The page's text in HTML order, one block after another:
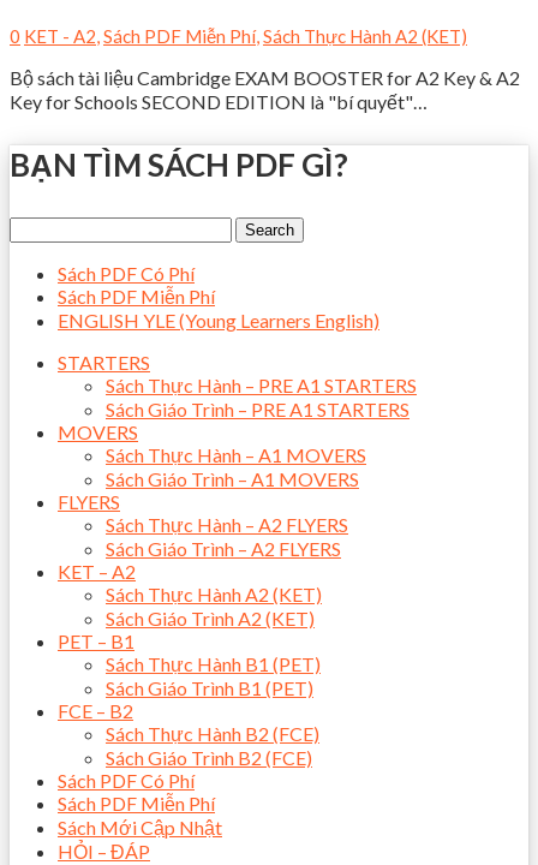
0 KET - A2,Sách PDF Miễn Phí,Sách Thực Hành A2 (KET)
Bộ sách tài liệu Cambridge EXAM BOOSTER for A2 Key & A2
Key for Schools SECOND EDITION là "bí quyết"…
BẠN TÌM SÁCH PDF GÌ?
Sách PDF Có Phí
Sách PDF Miễn Phí
ENGLISH YLE (Young Learners English)
STARTERS
Sách Thực Hành – PRE A1 STARTERS
Sách Giáo Trình – PRE A1 STARTERS
MOVERS
Sách Thực Hành – A1 MOVERS
Sách Giáo Trình – A1 MOVERS
FLYERS
Sách Thực Hành – A2 FLYERS
Sách Giáo Trình – A2 FLYERS
KET – A2
Sách Thực Hành A2 (KET)
Sách Giáo Trình A2 (KET)
PET – B1
Sách Thực Hành B1 (PET)
Sách Giáo Trình B1 (PET)
FCE – B2
Sách Thực Hành B2 (FCE)
Sách Giáo Trình B2 (FCE)
Sách PDF Có Phí
Sách PDF Miễn Phí
Sách Mới Cập Nhật
HỎI – ĐÁP